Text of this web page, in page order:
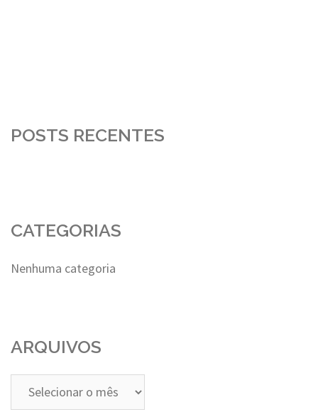
POSTS RECENTES
CATEGORIAS
Nenhuma categoria
ARQUIVOS
Arquivos